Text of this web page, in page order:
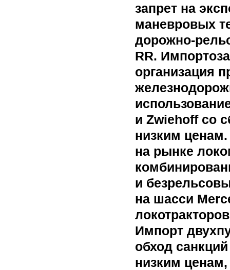
запрет на
маневровых
дорожно-
RR.
организация
и Zwiehoff со
низким
на рынке
и
на шасси
Импорт
обход
низким